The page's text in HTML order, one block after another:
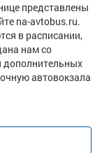
представлены
na-avtobus.ru.
в расписании,
нам со
дополнительных
автовокзала